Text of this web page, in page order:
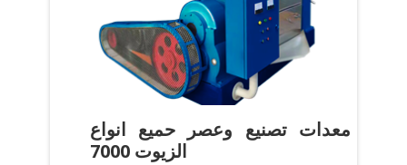
‫معدات تصنيع وعصر حميع انواع
الزيوت 7000